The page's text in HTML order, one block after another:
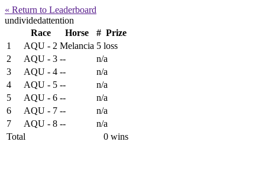
« Return to Leaderboard
undividedattention
Race
Horse # Prize
1
AQU - 2 Melancia 5 loss
2
AQU - 3 --
n/a
3
AQU - 4 --
n/a
4
AQU - 5 --
n/a
5
AQU - 6 --
n/a
6
AQU - 7 --
n/a
7
AQU - 8 --
n/a
Total
0 wins